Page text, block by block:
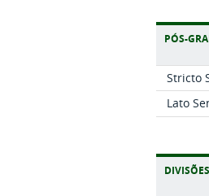
PÓS-
Stricto
Lato
DIVISÕES